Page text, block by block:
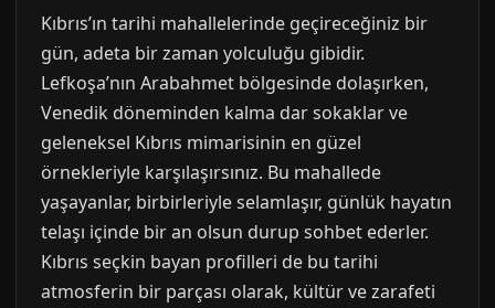
Kıbrıs’ın tarihi mahallelerinde geçireceğiniz bir
gün, adeta bir zaman yolculuğu gibidir.
Lefkoşa’nın Arabahmet bölgesinde dolaşırken,
Venedik döneminden kalma dar sokaklar ve
geleneksel Kıbrıs mimarisinin en güzel
örnekleriyle karşılaşırsınız. Bu mahallede
yaşayanlar, birbirleriyle selamlaşır, günlük hayatın
telaşı içinde bir an olsun durup sohbet ederler.
Kıbrıs seçkin bayan profilleri de bu tarihi
atmosferin bir parçası olarak, kültür ve zarafeti